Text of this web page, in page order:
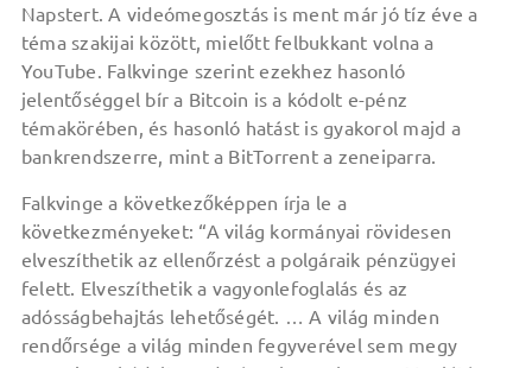
Napstert. A videómegosztás is ment már jó tíz éve a
téma szakijai között, mielőtt felbukkant volna a
YouTube. Falkvinge szerint ezekhez hasonló
jelentőséggel bír a Bitcoin is a kódolt e-pénz
témakörében, és hasonló hatást is gyakorol majd a
bankrendszerre, mint a BitTorrent a zeneiparra.
Falkvinge a következőképpen írja le a
következményeket: “A világ kormányai rövidesen
elveszíthetik az ellenőrzést a polgáraik pénzügyei
felett. Elveszíthetik a vagyonlefoglalás és az
adósságbehajtás lehetőségét. … A világ minden
rendőrsége a világ minden fegyverével sem megy